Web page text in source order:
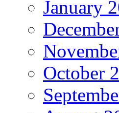
January
October